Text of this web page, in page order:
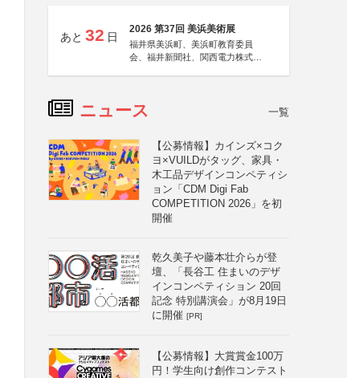
あと 32 日
2026 第37回 美浜美術展
福井県美浜町、美浜町教育委員
会、福井新聞社、関西電力株式会
ニュース 一覧
【公募情報】カインズ×コク
ヨ×VUILDがタッグ、家具・
木工品デザインコンペティシ
ョン「CDM Digi Fab
COMPETITION 2026」を初
開催
乾久美子や藤本壮介らが登
壇、「長谷工 住まいのデザ
インコンペティション 20回
記念 特別講演会」が8月19日
に開催 [PR]
【公募情報】大賞賞金100万
円！学生向け創作コンテスト